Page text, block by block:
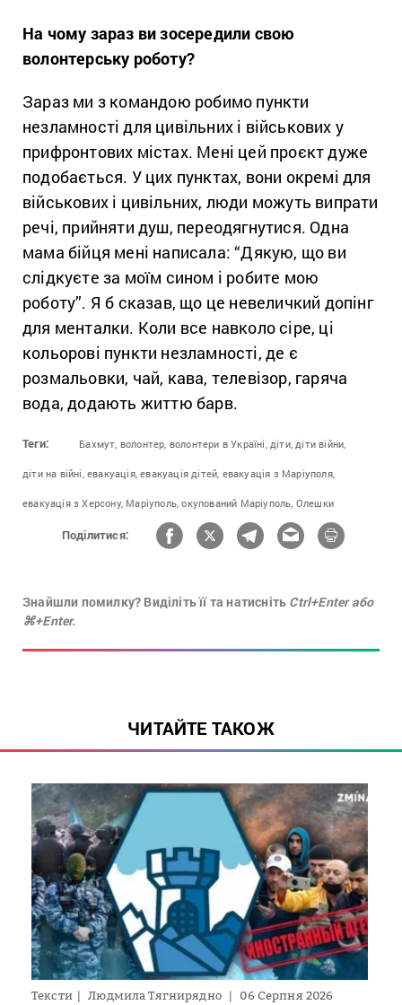
На чому зараз ви зосередили свою
волонтерську роботу?
Зараз ми з командою робимо пункти
незламності для цивільних і військових у
прифронтових містах. Мені цей проєкт дуже
подобається. У цих пунктах, вони окремі для
військових і цивільних, люди можуть випрати
речі, прийняти душ, переодягнутися. Одна
мама бійця мені написала: “Дякую, що ви
слідкуєте за моїм сином і робите мою
роботу”. Я б сказав, що це невеличкий допінг
для менталки. Коли все навколо сіре, ці
кольорові пункти незламності, де є
розмальовки, чай, кава, телевізор, гаряча
вода, додають життю барв.
Теги: Бахмут, волонтер, волонтери в Україні, діти, діти війни,
діти на війні, евакуація, евакуація дітей, евакуація з Маріуполя,
евакуація з Херсону, Маріуполь, окупований Маріуполь, Олешки
Поділитися:
Знайшли помилку? Виділіть її та натисніть Ctrl+Enter або
⌘+Enter.
ЧИТАЙТЕ ТАКОЖ
Тексти Людмила Тягнирядно 06 Серпня 2026